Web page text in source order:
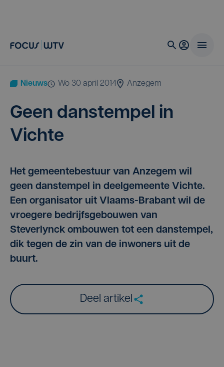
Nieuws wo 30 april 2014 Anzegem
Geen danstem­pel in
Vichte
Het gemeentebestuur van Anzegem wil
geen danstempel in deelgemeente Vichte.
Een organisator uit Vlaams-Brabant wil de
vroegere bedrijfsgebouwen van
Steverlynck ombouwen tot een danstempel,
dik tegen de zin van de inwoners uit de
buurt.
Deel artikel